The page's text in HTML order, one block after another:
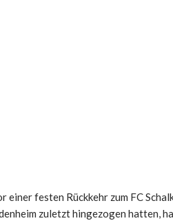
festen Rückkehr zum FC
zuletzt hingezogen hatten,